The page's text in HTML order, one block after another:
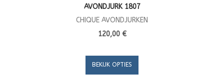
AVONDJURK 1807
CHIQUE AVONDJURKEN
120,00 €
BEKIJK OPTIES